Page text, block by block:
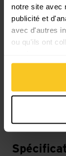
notre site avec
publicité et
avec d'autres
ou qu'ils ont
Matériau
Matériau